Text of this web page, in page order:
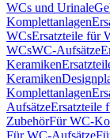
WCs und Urinale
Komplettanlagen
WCsErsatzteile für
WCsWC-Aufsätze
Keramiken
Keramiken
Komplettanlagen
AufsätzeErsatzteile
ZubehörFür WC-
Für WC-Aufsätze